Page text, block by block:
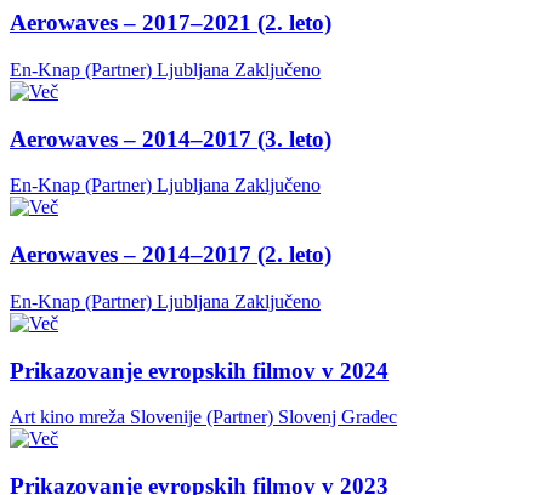
Aerowaves – 2017–2021 (2. leto)
En-Knap (Partner) Ljubljana Zaključeno
Aerowaves – 2014–2017 (3. leto)
En-Knap (Partner) Ljubljana Zaključeno
Aerowaves – 2014–2017 (2. leto)
En-Knap (Partner) Ljubljana Zaključeno
Prikazovanje evropskih filmov v 2024
Art kino mreža Slovenije (Partner) Slovenj Gradec
Prikazovanje evropskih filmov v 2023